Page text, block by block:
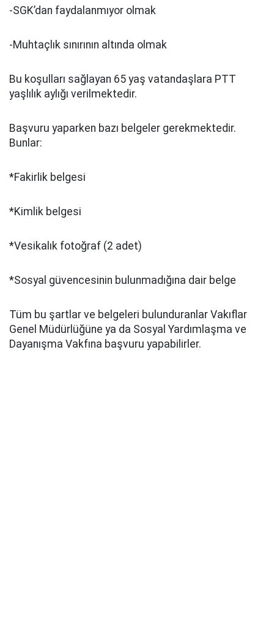
-SGK’dan faydalanmıyor olmak
-Muhtaçlık sınırının altında olmak
Bu koşulları sağlayan 65 yaş vatandaşlara PTT
yaşlılık aylığı verilmektedir.
Başvuru yaparken bazı belgeler gerekmektedir.
Bunlar:
*Fakirlik belgesi
*Kimlik belgesi
*Vesikalık fotoğraf (2 adet)
*Sosyal güvencesinin bulunmadığına dair belge
Tüm bu şartlar ve belgeleri bulunduranlar Vakıflar
Genel Müdürlüğüne ya da Sosyal Yardımlaşma ve
Dayanışma Vakfına başvuru yapabilirler.